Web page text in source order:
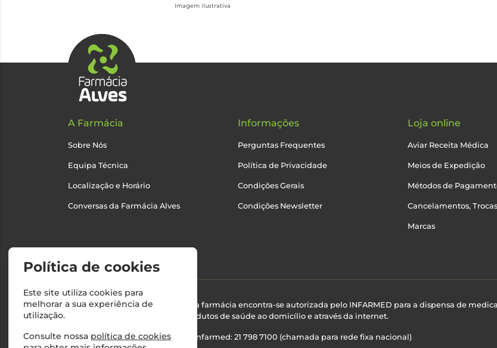
Imagem ilustrativa
A Farmácia
Sobre Nós
Equipa Técnica
Localização e Horário
Conversas da Farmácia Alves
Informações
Perguntas Frequentes
Política de Privacidade
Condições Gerais
Condições Newsletter
Loja online
Aviar Receita Médica
Meios de Expedição
Métodos de
Cancelamentos,
Marcas
Esta farmácia encontra-se autorizada pelo INFARMED para a dispensa de
produtos de saúde ao domicílio e através da internet.
Nº Infarmed: 21 798 7100 (chamada para rede fixa nacional)
Política de cookies
Este site utiliza cookies para
melhorar a sua experiência de
utilização.
Consulte nossa política de cookies